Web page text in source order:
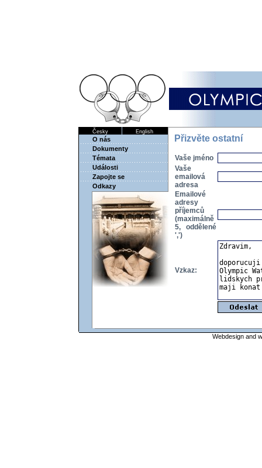
Česky English
O nás
Dokumenty
Témata
Události
Zapojte se
Odkazy
Přizvěte ostatní
Vaše jméno
Vaše
emailová
adresa
Emailové
adresy
příjemců
(maximálně
5, oddělené
',')
Vzkaz:
Webdesign and